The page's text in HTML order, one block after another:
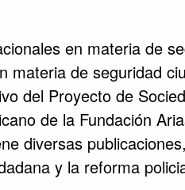
en materia de
materia de seguridad
del Proyecto de
de la Fundación
diversas
y la reforma